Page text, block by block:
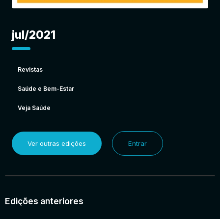
jul/2021
Revistas
Saúde e Bem-Estar
Veja Saúde
Ver outras edições Entrar
Edições anteriores